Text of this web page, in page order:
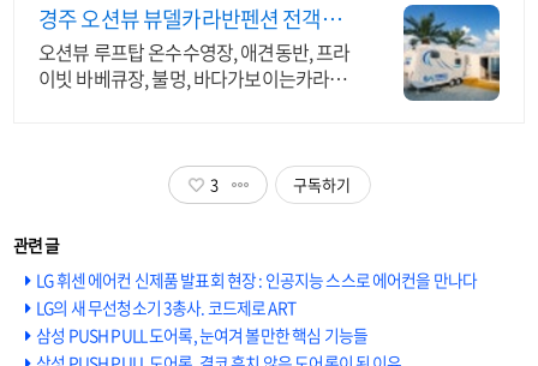
경주 오션뷰 뷰델카라반펜션 전객실
오션뷰/경주최고의 야경
오션뷰 루프탑 온수수영장, 애견동반, 프라
이빗 바베큐장, 불멍, 바다가보이는카라반
3 구독하기
LG 휘센 에어컨 신제품 발표회 현장 : 인공지능 스스로 에어컨을 만나다
LG의 새 무선청소기 3총사. 코드제로 ART
삼성 PUSH PULL 도어록, 눈여겨 볼만한 핵심 기능들